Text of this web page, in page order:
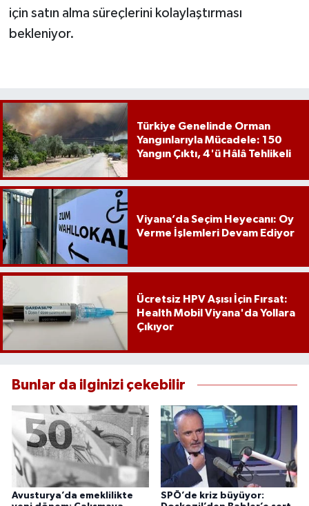
için satın alma süreçlerini kolaylaştırması
bekleniyor.
Türkiye Genelinde Orman
Yangınlarıyla Mücadele: 150
Yangın Çıktı, 4'ü Hâlâ Tehlikeli
Viyana’da Seçim Heyecanı: Oy
Verme İşlemleri Devam Ediyor
Ücretsiz HPV Aşısı İçin Fırsat:
Health Mobil Viyana'da Yollara
Çıkıyor
Bunlar da ilginizi çekebilir
Avusturya’da emeklilikte
SPÖ’de kriz büyüyor: